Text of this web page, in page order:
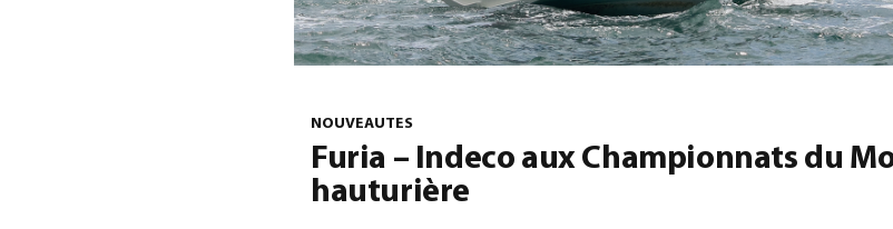
NOUVEAUTES
Furia – Indeco aux Championnats du
hauturière